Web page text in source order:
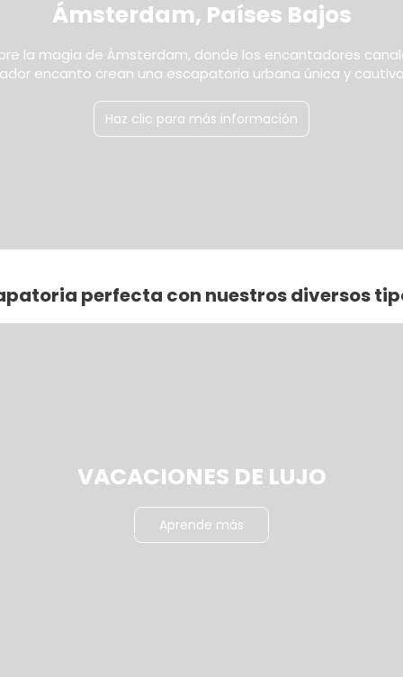
Ámsterdam, Países Bajos
la magia de Ámsterdam, donde los encantadores
encanto crean una escapatoria urbana única y
Haz clic para más información
perfecta con nuestros diversos
VACACIONES DE LUJO
Aprende más